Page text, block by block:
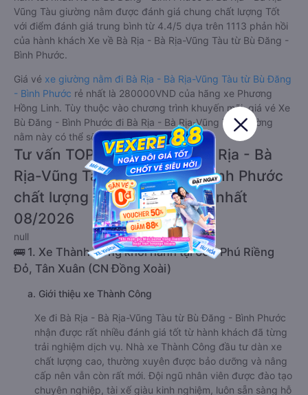
Vũng Tàu giường nằm được đánh giá chung chất lượng Tốt
với điểm đánh giá trung bình từ 4.4/5 dựa trên 1113 phản hồi
của hành khách Xe về Bà Rịa - Bà Rịa-Vũng Tàu từ Bù Đăng -
Bình Phước.
Giá vé xe giường nằm đi Bà Rịa - Bà Rịa-Vũng Tàu từ Bù Đăng
- Bình Phước rẻ nhất là 280000VND của hãng xe Phương
Hồng Linh. Tùy thuộc vào chương trình khuyến mãi, giá vé Xe
Bù Đăng - Bình Phước đi Bà Rịa - Bà Rịa-Vũng Tàu giường
nằm này có thể sẽ rẻ hơn.
Tư vấn TOP 2 xe khách đi Bà Rịa - Bà
Rịa-Vũng Tàu từ Bù Đăng - Bình Phước
chất lượng cao, uy tín, giá rẻ nhất
08/2026
null
🚌 1. Xe Thành Công khởi hành tại 604 Phú Riềng
Đỏ, Tân Xuân (CN Đồng Xoài)
a. Giới thiệu xe Thành Công
Xe đi Bà Rịa - Bà Rịa-Vũng Tàu từ Bù Đăng - Bình Phước
nhận được rất nhiều đánh giá tốt từ hành khách đã từng
trải nghiệm dịch vụ. Nhà xe Thành Công đầu tư dàn xe
chất lượng cao, thường xuyên được bảo dưỡng và nâng
cấp nên vẫn còn rất mới. Đội ngũ nhân viên được đào tạo
chuyên nghiệp, tài xế giàu kinh nghiệm, luôn sẵn sàng hỗ